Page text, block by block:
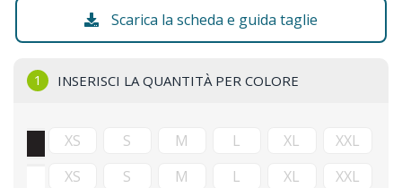
Scarica la scheda e guida taglie
1 INSERISCI LA QUANTITÀ PER COLORE